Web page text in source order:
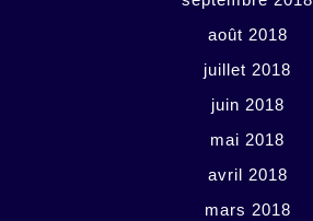
août 2018
juillet 2018
juin 2018
mai 2018
avril 2018
mars 2018